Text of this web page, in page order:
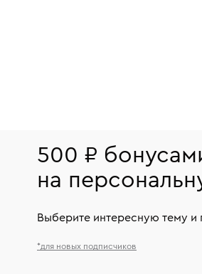
500 ₽
на
Выберите интересную тему и
*для новых подписчиков